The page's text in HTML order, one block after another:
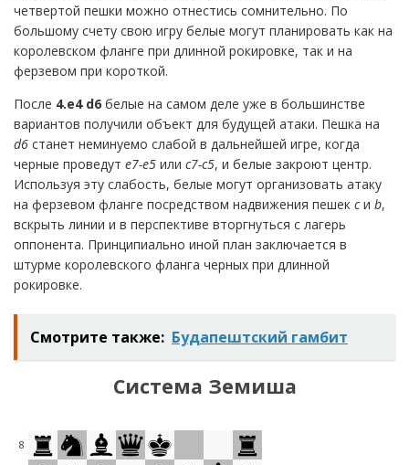
четвертой пешки можно отнестись сомнительно. По
большому счету свою игру белые могут планировать как на
королевском фланге при длинной рокировке, так и на
ферзевом при короткой.
После 4.e4 d6 белые на самом деле уже в большинстве
вариантов получили объект для будущей атаки. Пешка на
d6 станет неминуемо слабой в дальнейшей игре, когда
черные проведут e7-e5 или c7-c5, и белые закроют центр.
Используя эту слабость, белые могут организовать атаку
на ферзевом фланге посредством надвижения пешек cи b,
вскрыть линии и в перспективе вторгнуться с лагерь
оппонента. Принципиально иной план заключается в
штурме королевского фланга черных при длинной
рокировке.
Смотрите также: Будапештский гамбит
Система Земиша
8